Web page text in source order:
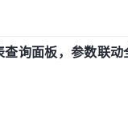
询面板，参数联动